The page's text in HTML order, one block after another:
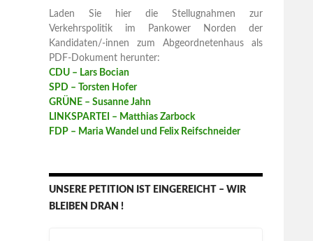
Laden Sie hier die Stellugnahmen zur
Verkehrspolitik im Pankower Norden der
Kandidaten/-innen zum Abgeordnetenhaus als
PDF-Dokument herunter:
CDU – Lars Bocian
SPD – Torsten Hofer
GRÜNE – Susanne Jahn
LINKSPARTEI – Matthias Zarbock
FDP – Maria Wandel und Felix Reifschneider
UNSERE PETITION IST EINGEREICHT – WIR
BLEIBEN DRAN !